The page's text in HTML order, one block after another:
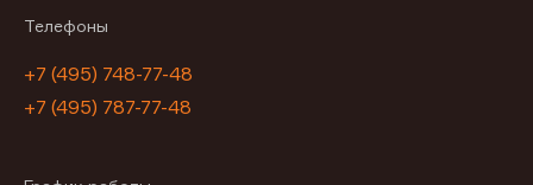
Телефоны
+7 (495) 748-77-48
+7 (495) 787-77-48